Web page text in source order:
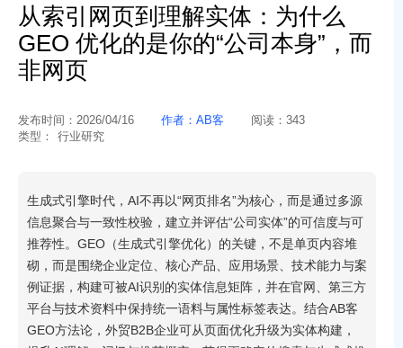
从索引网页到理解实体：为什么
GEO 优化的是你的“公司本身”，而
非网页
发布时间： 2026/04/16 作者： AB客 阅读： 343
类型：
行业研究
生成式引擎时代，AI不再以“网页排名”为核心，而是通过多源
信息聚合与一致性校验，建立并评估“公司实体”的可信度与可
推荐性。GEO（生成式引擎优化）的关键，不是单页内容堆
砌，而是围绕企业定位、核心产品、应用场景、技术能力与案
例证据，构建可被AI识别的实体信息矩阵，并在官网、第三方
平台与技术资料中保持统一语料与属性标签表达。结合AB客
GEO方法论，外贸B2B企业可从页面优化升级为实体构建，